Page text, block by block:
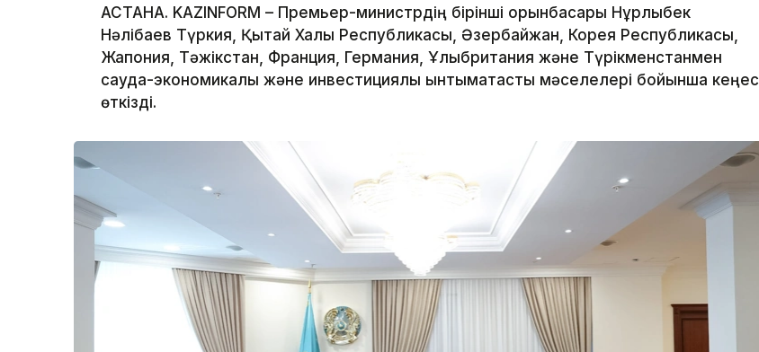
АСТАНА. KAZINFORM – Премьер-министрдің бірінші орынбасары Нұрлыбек
Нәлібаев Түркия, Қытай Халық Республикасы, Әзербайжан, Корея Республикасы,
Жапония, Тәжікстан, Франция, Германия, Ұлыбритания және Түрікменстанмен
сауда-экономикалық және инвестициялық ынтымақтастық мәселелері бойынша кеңес
өткізді.